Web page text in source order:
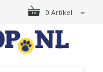
0 Artikel